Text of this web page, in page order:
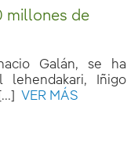
millones de
Galán, se ha
Iñigo
VER MÁS